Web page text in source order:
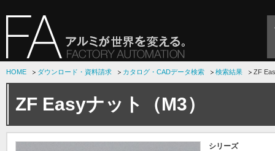
HOME ダウンロード・資料請求 カタログ・CADデータ検索 検索結果 ZF
ZF Easyナット（M3）
シリーズ